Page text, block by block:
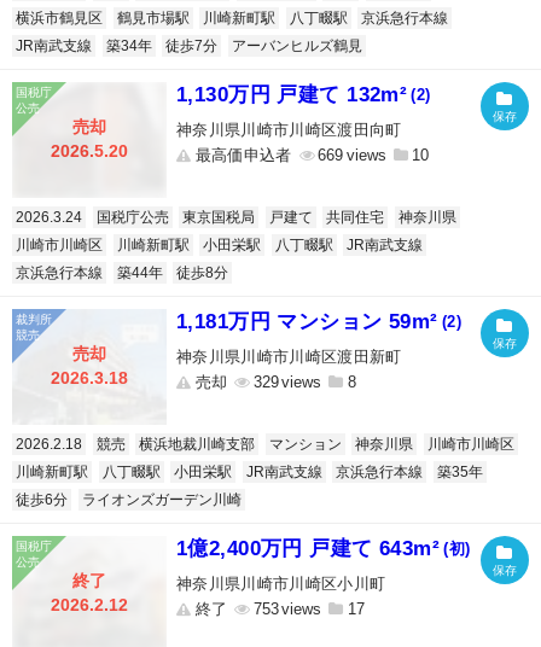
横浜市鶴見区
鶴見市場駅 川崎新町駅 八丁畷駅
京浜急行本線
JR南武支線
築34年 徒歩7分 アーバンヒルズ鶴見
売却
2026.5.20
1,130万円 戸建て 132m² (2)
神奈川県川崎市川崎区渡田向町
最高価申込者
669 10
2026.3.24 国税庁公売 東京国税局 戸建て 共同住宅
神奈川県
川崎市川崎区
川崎新町駅 小田栄駅 八丁畷駅
JR南武支線
京浜急行本線
築44年 徒歩8分
売却
2026.3.18
1,181万円 マンション 59m² (2)
神奈川県川崎市川崎区渡田新町
売却
329 8
2026.2.18 競売 横浜地裁川崎支部 マンション 神奈川県
川崎市川崎区
川崎新町駅
八丁畷駅 小田栄駅 JR南武支線 京浜急行本線
築35年
徒歩6分
ライオンズガーデン川崎
終了
2026.2.12
1億2,400万円 戸建て 643m² (初)
神奈川県川崎市川崎区小川町
終了
753 17